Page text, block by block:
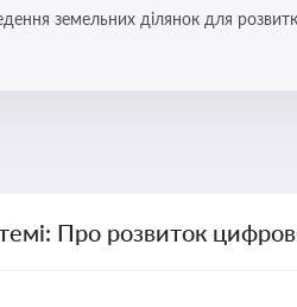
земельних ділянок для
Про розвиток